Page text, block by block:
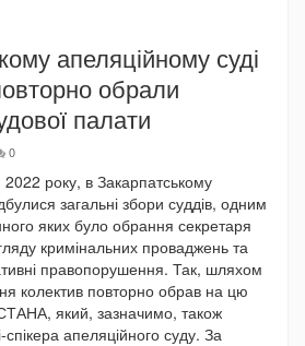
апеляційному суді
обрали
палати
0
року, в Закарпатському
загальні збори суддів, одним
яких було обрання секретаря
кримінальних проваджень та
правопорушення. Так, шляхом
колектив повторно обрав на цю
який, зазначимо, також
апеляційного суду. За